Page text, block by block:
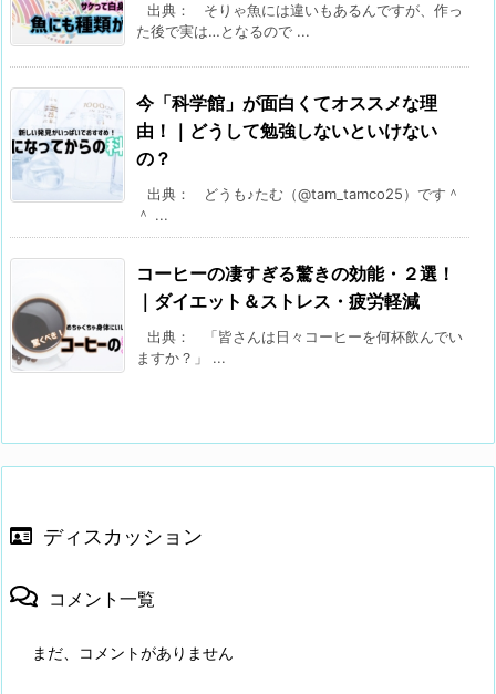
出典： そりゃ魚には違いもあるんですが、作っ
た後で実は…となるので ...
今「科学館」が面白くてオススメな理
由！｜どうして勉強しないといけない
の？
出典： どうも♪たむ（@tam_tamco25）です＾
＾ ...
コーヒーの凄すぎる驚きの効能・２選！
｜ダイエット＆ストレス・疲労軽減
出典： 「皆さんは日々コーヒーを何杯飲んでい
ますか？」 ...
ディスカッション
コメント一覧
まだ、コメントがありません